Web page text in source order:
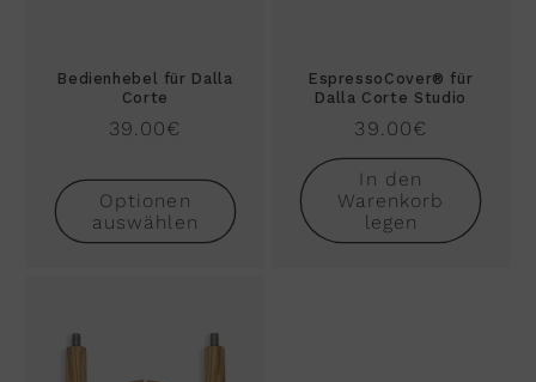
Bedienhebel für Dalla
Corte
Normaler
39.00€
Optionen
auswählen
EspressoCover® für
Dalla Corte Studio
Normaler
Preis
39.00€
In den
Warenkorb
legen